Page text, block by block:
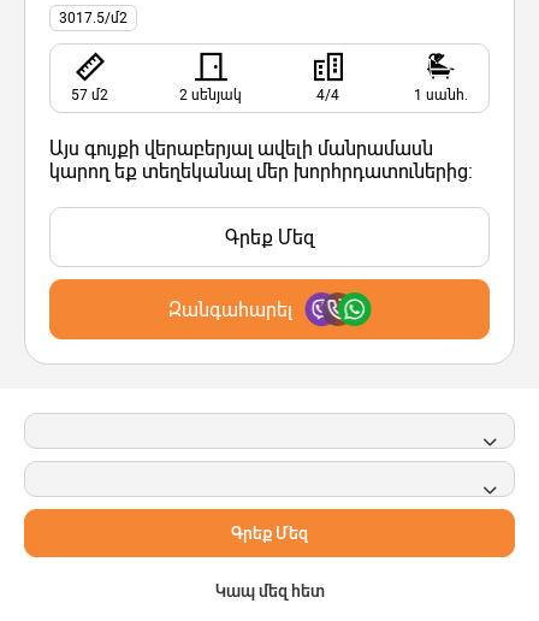
3017.5/մ2
57 մ2 2 սենյակ 4/4 1 սանհ.
Այս գույքի վերաբերյալ ավելի մանրամասն
կարող եք տեղեկանալ մեր խորհրդատուներից:
Գրեք Մեզ
Զանգահարել
Գրեք Մեզ
Կապ մեզ հետ